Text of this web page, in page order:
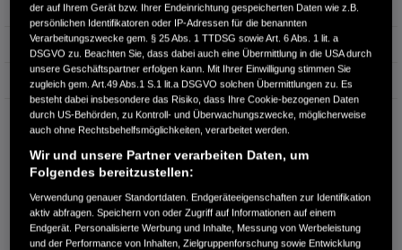
Hubraum 1.993 cm³
Erstzulassung 08.2025
Bauart SUV
HONDA CENTER GMBH
Höherweg 161
40233 Düsseldorf
RUFEN SIE UNS AN:
0211 311315-0
der auf Ihrem Gerät bzw. Ihrer Endeinrichtung gespeicherten Daten wie z.B.
persönlichen Identifikatoren oder IP-Adressen für die benannten
Verarbeitungszwecke gem. § 25 Abs. 1 TTDSG sowie Art. 6 Abs. 1 lit. a
DSGVO zu. Beachten Sie, dass dabei auch eine Übermittlung in die USA durch
unsere Geschäftspartner erfolgen kann. Mit Ihrer Einwilligung stimmen Sie
zugleich gem. Art.49 Abs.1 S.1 lit.a DSGVO solchen Übermittlungen zu. Es
besteht dabei insbesondere das Risiko, dass Ihre Cookie-bezogenen Daten
durch US-Behörden, zu Kontroll- und Überwachungszwecke, möglicherweise
auch ohne Rechtsbehelfsmöglichkeiten, verarbeitet werden.
Wir und unsere Partner verarbeiten Daten, um
Folgendes bereitzustellen:
Verwendung genauer Standortdaten. Endgeräteeigenschaften zur Identifikation
aktiv abfragen. Speichern von oder Zugriff auf Informationen auf einem
Endgerät. Personalisierte Werbung und Inhalte, Messung von Werbeleistung
und der Performance von Inhalten, Zielgruppenforschung sowie Entwicklung